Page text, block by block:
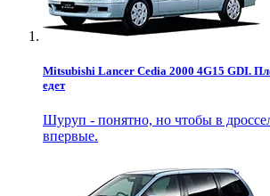
Mitsubishi Lancer Cedia 2000 4G15 GDI.
едет
Шуруп - понятно, но чтобы в
впервые.